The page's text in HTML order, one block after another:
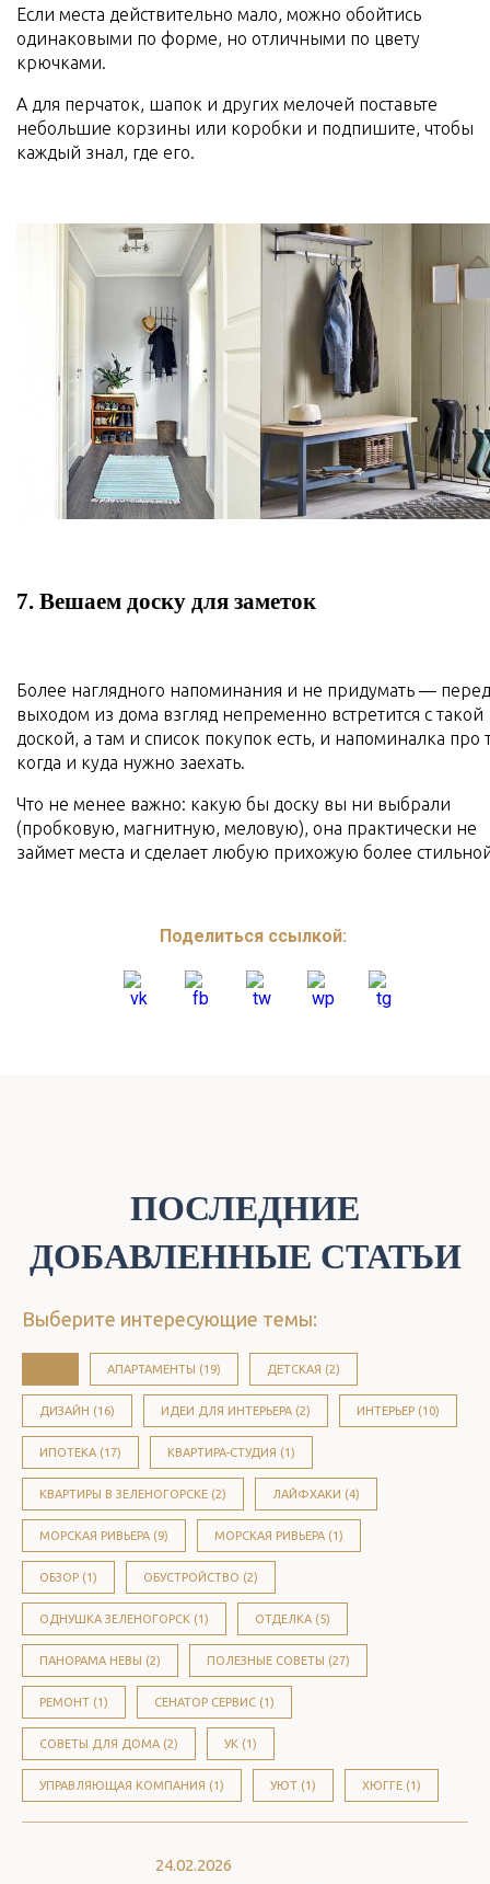
Если места действительно мало, можно обойтись
одинаковыми по форме, но отличными по цвету
крючками.
А для перчаток, шапок и других мелочей поставьте
небольшие корзины или коробки и подпишите, чтобы
каждый знал, где его.
7. Вешаем доску для заметок
Более наглядного напоминания и не придумать — перед
выходом из дома взгляд непременно встретится с такой
доской, а там и список покупок есть, и напоминалка про
когда и куда нужно заехать.
Что не менее важно: какую бы доску вы ни выбрали
(пробковую, магнитную, меловую), она практически не
займет места и сделает любую прихожую более
Поделиться ссылкой:
ПОСЛЕДНИЕ
ДОБАВЛЕННЫЕ СТАТЬИ
Выберите интересующие темы:
АПАРТАМЕНТЫ (19) ДЕТСКАЯ (2)
ДИЗАЙН (16) ИДЕИ ДЛЯ ИНТЕРЬЕРА (2) ИНТЕРЬЕР (10)
ИПОТЕКА (17) КВАРТИРА-СТУДИЯ (1)
КВАРТИРЫ В ЗЕЛЕНОГОРСКЕ (2) ЛАЙФХАКИ (4)
МОРСКАЯ РИВЬЕРА (9) МОРСКАЯ РИВЬЕРА (1)
ОБЗОР (1) ОБУСТРОЙСТВО (2)
ОДНУШКА ЗЕЛЕНОГОРСК (1) ОТДЕЛКА (5)
ПАНОРАМА НЕВЫ (2) ПОЛЕЗНЫЕ СОВЕТЫ (27)
РЕМОНТ (1) СЕНАТОР СЕРВИС (1)
СОВЕТЫ ДЛЯ ДОМА (2) УК (1)
УПРАВЛЯЮЩАЯ КОМПАНИЯ (1) УЮТ (1) ХЮГГЕ (1)
24.02.2026